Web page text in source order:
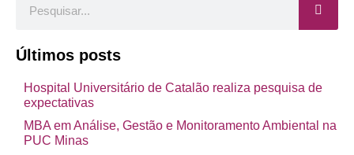
Últimos posts
Hospital Universitário de Catalão realiza pesquisa de
expectativas
MBA em Análise, Gestão e Monitoramento Ambiental na
PUC Minas